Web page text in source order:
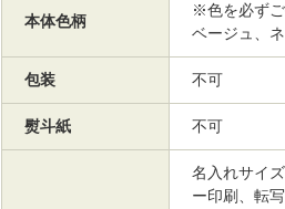
本体色柄
※色を必ず
ベージュ、
包装 不可
熨斗紙 不可
名入れサイ
ー印刷、転